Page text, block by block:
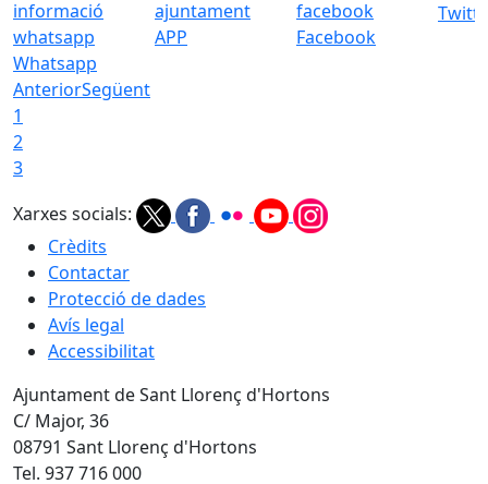
Whatsapp
APP Facebook
AnteriorSegüent
1
2
3
Xarxes socials:
Crèdits
Contactar
Protecció de dades
Avís legal
Accessibilitat
Ajuntament de Sant Llorenç d'Hortons
C/ Major, 36
08791 Sant Llorenç d'Hortons
Tel. 937 716 000